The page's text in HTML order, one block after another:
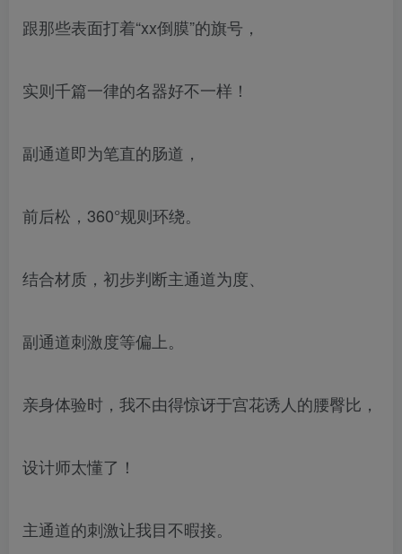
跟那些表面打着“xx倒膜”的旗号，
实则千篇一律的名器好不一样！
副通道即为笔直的肠道，
前后松，360°规则环绕。
结合材质，初步判断主通道为度、
副通道刺激度等偏上。
亲身体验时，我不由得惊讶于宫花诱人的腰臀比，
设计师太懂了！
主通道的刺激让我目不暇接。